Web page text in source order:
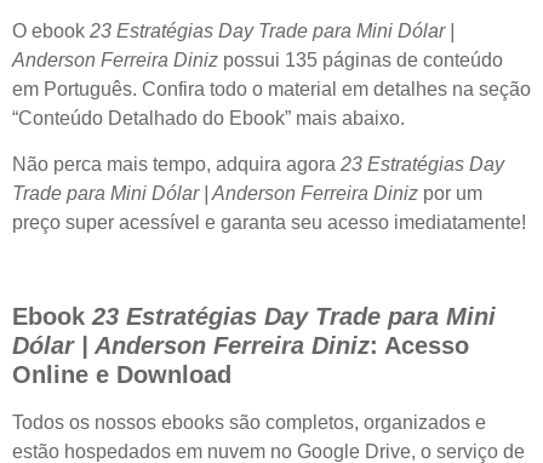
O ebook 23 Estratégias Day Trade para Mini Dólar |
Anderson Ferreira Diniz possui 135 páginas de conteúdo
em Português. Confira todo o material em detalhes na seção
“Conteúdo Detalhado do Ebook” mais abaixo.
Não perca mais tempo, adquira agora 23 Estratégias Day
Trade para Mini Dólar | Anderson Ferreira Diniz por um
preço super acessível e garanta seu acesso imediatamente!
Ebook 23 Estratégias Day Trade para Mini
Dólar | Anderson Ferreira Diniz: Acesso
Online e Download
Todos os nossos ebooks são completos, organizados e
estão hospedados em nuvem no Google Drive, o serviço de